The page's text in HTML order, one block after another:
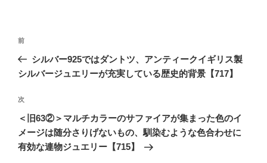
投
ナ
ゲ
ー
シ
ョ
前
の
投
前
シルバー925ではダントツ、アンティークイギリス製
シルバージュエリーが充実している歴史的背景【717】
次
の
投
稿
次
＜旧63②＞マルチカラーのサファイアが集まった色のイ
メージは随分さりげないもの、馴染むような色合わせに
有効な連物ジュエリー【715】